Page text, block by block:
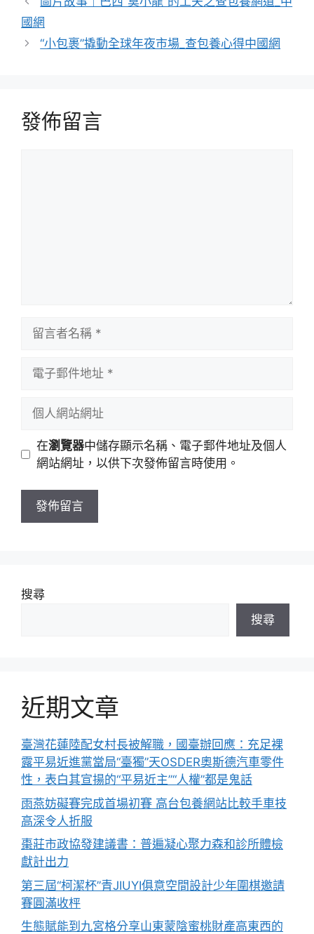
國網
“小包裹”撬動全球年夜市場_查包養心得中國網
發佈留言
址
站
址
在瀏覽器中儲存顯示名稱、電子郵件地址及個人
網站網址，以供下次發佈留言時使用。
搜尋
搜尋
近期文章
臺灣花蓮陸配女村長被解職，國臺辦回應：充足裸
露平易近進黨當局“臺獨”天OSDER奧斯德汽車零件
性，表白其宣揚的“平易近主”“人權”都是鬼話
雨燕妨礙賽完成首場初賽 高台包養網站比較手車技
高深令人折服
棗莊市政協發建議書：普遍凝心聚力森和診所體檢
獻計出力
第三屆“柯潔杯”青JIUYI俱意空間設計少年圍棋邀請
賽圓滿收枰
生態賦能到九宮格分享山東蒙陰蜜桃財產高東西的